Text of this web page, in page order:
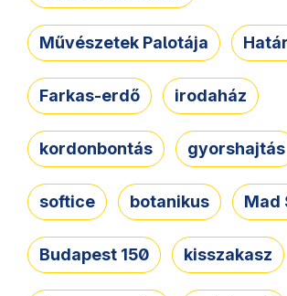
Művészetek Palotája
Farkas-erdő irodaház
kordonbontás gyorshajtás
softice botanikus Mad
Budapest 150 kisszakasz